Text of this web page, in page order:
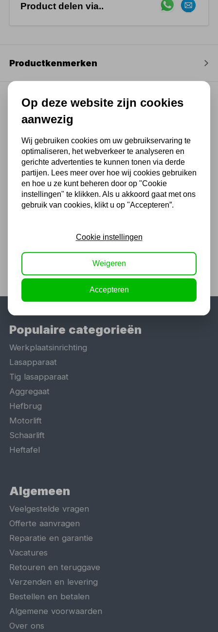
Product delen via..
Productkenmerken
Chat met ons van 9:00 tot 21:00 !
Voor 16.00 u besteld, dezelfde dag
verzonden
(Technische) Vragen ? Bel ons +31
548 51 75 75
Twents familiebedrijf sinds 1992 !
Populaire categorieën
Werkplaatsinrichting
Lasapparaat
Tig lasapparaat
Aggregaat
Hefbrug
Motorlift
Schaarlift
Heftafel
Algemeen
Veelgestelde vragen
Offerte aanvragen
Reparatie en garantie
Vacatures
Retouren en teruggave
Verzenden en levering
Bestellen en betalen
Algemene voorwaarden
Over ons
Op deze website zijn cookies
aanwezig
Wij gebruiken cookies om uw gebruikservaring te
optimaliseren, het webverkeer te analyseren en
gerichte advertenties te kunnen tonen via derde
partijen. Lees meer over hoe wij cookies gebruiken
en hoe u ze kunt beheren door op "Cookie
instellingen" te klikken. Als u akkoord gaat met ons
gebruik van cookies, klikt u op "Accepteren”.
Cookie instellingen
Weigeren
Accepteren